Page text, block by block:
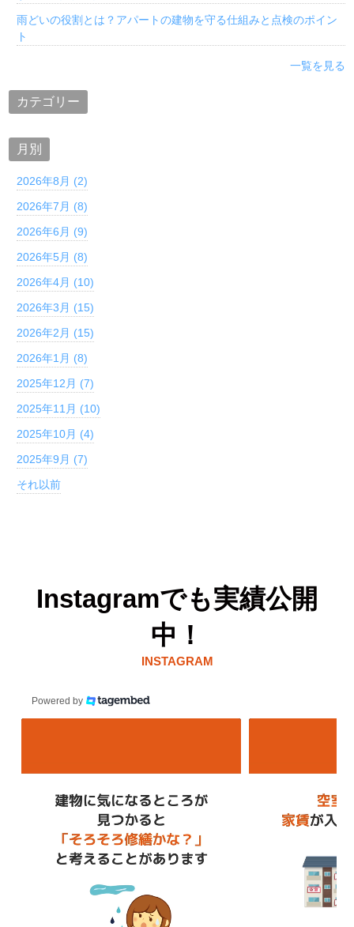
雨どいの役割とは？アパートの建物を守る仕組みと点検のポイン
ト
一覧を見る
カテゴリー
月別
2026年8月 (2)
2026年7月 (8)
2026年6月 (9)
2026年5月 (8)
2026年4月 (10)
2026年3月 (15)
2026年2月 (15)
2026年1月 (8)
2025年12月 (7)
2025年11月 (10)
2025年10月 (4)
2025年9月 (7)
それ以前
Instagramでも実績公開
中！
INSTAGRAM
Powered by